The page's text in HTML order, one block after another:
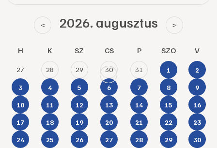
< 2026. augusztus >
H K SZ CS P SZO V
27 28 29 30 31 1 2
3 4 5 6 7 8 9
10 11 12 13 14 15 16
17 18 19 20 21 22 23
24 25 26 27 28 29 30